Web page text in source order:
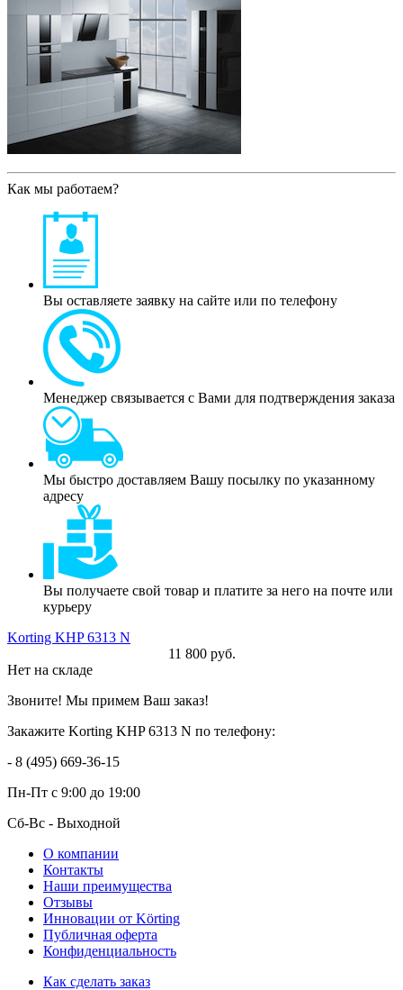
Как мы работаем?
Вы оставляете заявку на сайте или по телефону
Менеджер связывается с Вами для подтверждения заказа
Мы быстро доставляем Вашу посылку по указанному
адресу
Вы получаете свой товар и платите за него на почте или
курьеру
Korting KHP 6313 N
11 800 руб.
Нет на складе
Звоните! Мы примем Ваш заказ!
Закажите Korting KHP 6313 N по телефону:
- 8 (495) 669-36-15
Пн-Пт с 9:00 до 19:00
Сб-Вс - Выходной
О компании
Контакты
Наши преимущества
Отзывы
Инновации от Körting
Публичная оферта
Конфиденциальность
Как сделать заказ